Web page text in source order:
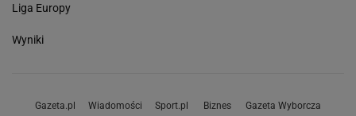
Liga Europy
Wyniki
Gazeta.pl Wiadomości Sport.pl Biznes Gazeta Wyborcza